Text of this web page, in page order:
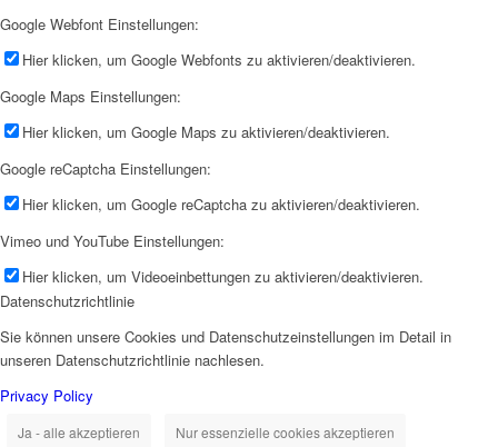
Google Webfont Einstellungen:
Hier klicken, um Google Webfonts zu aktivieren/deaktivieren.
Google Maps Einstellungen:
Hier klicken, um Google Maps zu aktivieren/deaktivieren.
Google reCaptcha Einstellungen:
Hier klicken, um Google reCaptcha zu aktivieren/deaktivieren.
Vimeo und YouTube Einstellungen:
Hier klicken, um Videoeinbettungen zu aktivieren/deaktivieren.
Datenschutzrichtlinie
Sie können unsere Cookies und Datenschutzeinstellungen im Detail in
unseren Datenschutzrichtlinie nachlesen.
Privacy Policy
Ja - alle akzeptieren Nur essenzielle cookies akzeptieren